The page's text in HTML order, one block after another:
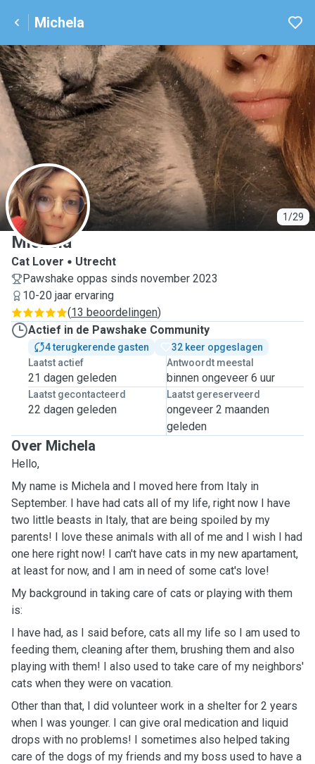
Michela
1/29
M
Michela
Cat Lover
Utrecht
Pawshake oppas sinds november 2023
10-20 jaar ervaring
(13 beoordelingen)
Actief in de Pawshake Community
4 terugkerende gasten
32 keer opgeslagen
Laatst actief
21 dagen geleden
Antwoordt meestal
binnen ongeveer 6 uur
Laatst gecontacteerd
22 dagen geleden
Laatst gereserveerd
ongeveer 2 maanden
geleden
Over Michela
Hello,
My name is Michela and I moved here from Italy in
September. I have had cats all of my life, right now I have
two little beasts in Italy, that are being spoiled by my
parents! I love these animals with all of me and I wish I had
one here right now! I can't have cats in my new apartament,
at least for now, and I am in need of some cat's love!
My background in taking care of cats or playing with them
is:
I have had, as I said before, cats all my life so I am used to
feeding them, cleaning after them, brushing them and also
playing with them! I also used to take care of my neighbors'
cats when they were on vacation.
Other than that, I did volunteer work in a shelter for 2 years
when I was younger. I can give oral medication and liquid
drops with no problems! I sometimes also helped taking
care of the dogs of my friends and my boss used to have a